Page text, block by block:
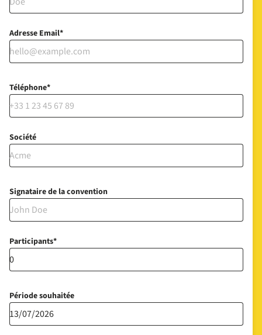
Adresse Email
Téléphone
Société
Signataire de la convention
Participants
Période souhaitée